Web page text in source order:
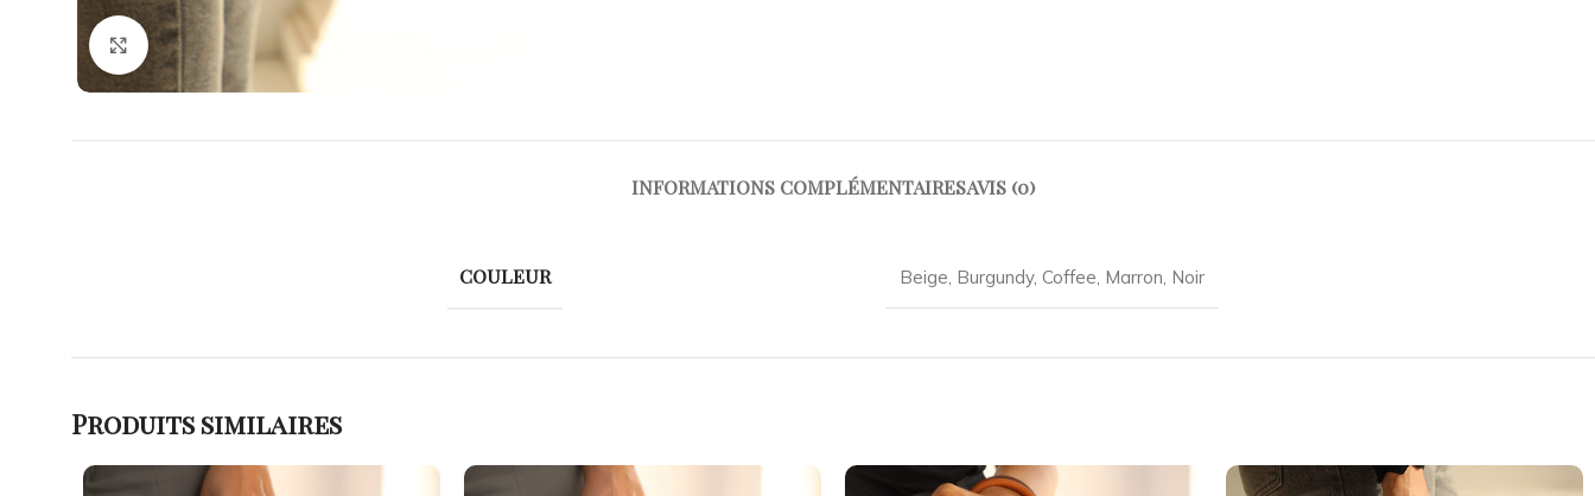
Agrandir
INFORMATIONS COMPLÉMENTAIRESAVIS (0)
COULEUR Beige, Burgundy, Coffee, Marron, Noir
Produits similaires